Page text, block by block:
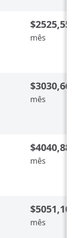
mês
mês
mês
mês